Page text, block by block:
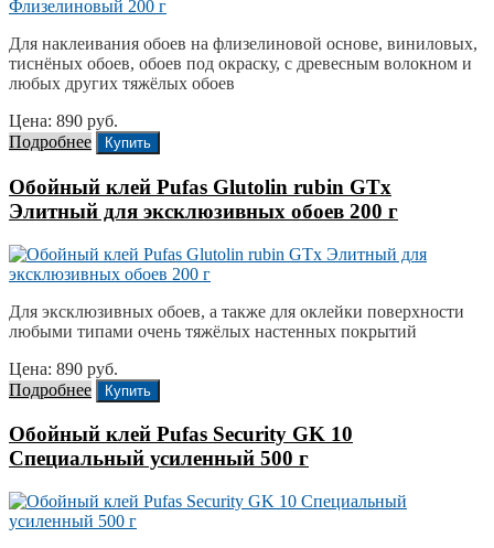
Для наклеивания обоев на флизелиновой основе, виниловых,
тиснёных обоев, обоев под окраску, с древесным волокном и
любых других тяжёлых обоев
Цена: 890 руб.
Подробнее
Купить
Обойный клей Pufas Glutolin rubin GTx
Элитный для эксклюзивных обоев 200 г
Для эксклюзивных обоев, а также для оклейки поверхности
любыми типами очень тяжёлых настенных покрытий
Цена: 890 руб.
Подробнее
Купить
Обойный клей Pufas Security GK 10
Специальный усиленный 500 г